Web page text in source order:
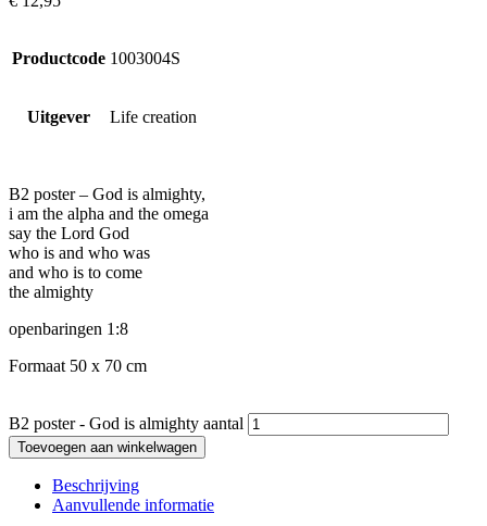
Productcode 1003004S
Uitgever Life creation
B2 poster – God is almighty,
i am the alpha and the omega
say the Lord God
who is and who was
and who is to come
the almighty
openbaringen 1:8
Formaat 50 x 70 cm
B2 poster - God is almighty aantal
Toevoegen aan winkelwagen
Beschrijving
Aanvullende informatie